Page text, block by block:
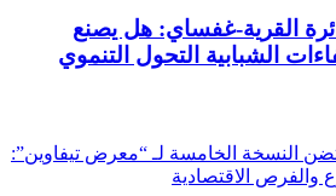
القرية-غفساي: هل يصنع
الشبابية التحول التنموي